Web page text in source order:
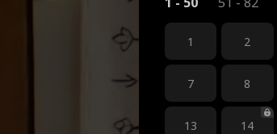
1 2
7 8
13 14